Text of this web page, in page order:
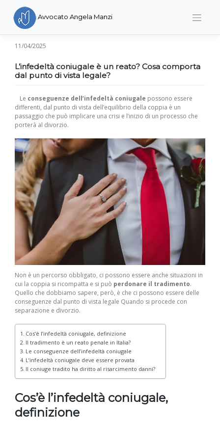
content
Avvocato Angela Manzi
11/04/2025
L’infedeltà coniugale è un reato? Cosa comporta
dal punto di vista legale?
Le conseguenze dell’infedeltà coniugale possono essere
differenti, dal punto di vista dell’equilibrio della coppia è un
passaggio che può implicare una crisi e l’inizio di un processo che
porterà al divorzio.
Non è un percorso obbligato, ci possono essere anche situazioni in
cui la coppia si ricompatta e si può perdonare il tradimento.
Quello che dobbiamo sapere, però, è che ci possono essere delle
conseguenze dal punto di vista legale Quando si procede con
separazione e divorzio.
Cos’è l’infedeltà coniugale, definizione
Il tradimento è un reato penale in Italia?
Le conseguenze dell’infedeltà coniugale
L’infedeltà coniugale deve essere provata
Il coniuge tradito ha diritto al risarcimento danni?
Cos’è l’infedeltà coniugale,
definizione